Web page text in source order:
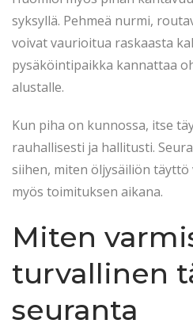
syksyllä. Pehmeä nurmi,
voivat vaurioitua raskaasta
pysäköintipaikka kannattaa
alustalle.
Kun piha on kunnossa, itse
rauhallisesti ja hallitusti.
siihen, miten öljysäiliön
myös toimituksen aikana.
Miten
turvallinen
seuranta